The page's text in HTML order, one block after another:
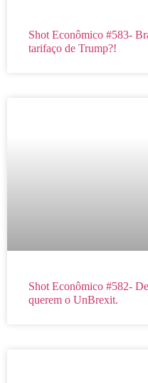
Shot Econômico #583-
tarifaço de Trump?!
Shot Econômico #582-
querem o UnBrexit.